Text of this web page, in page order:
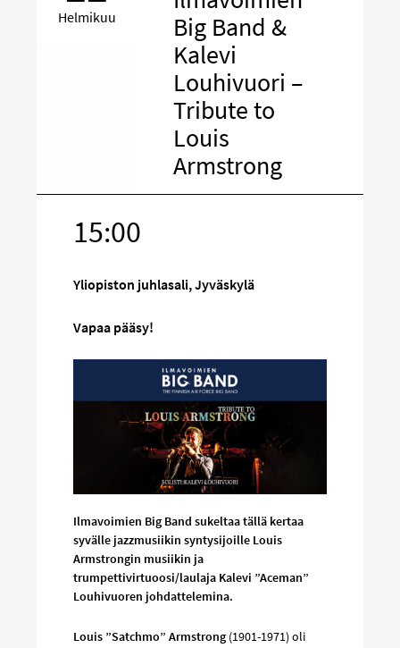
Helmikuu
Big Band &
Kalevi
Louhivuori –
Tribute to
Louis
Armstrong
15:00
Yliopiston juhlasali, Jyväskylä
Vapaa pääsy!
Ilmavoimien Big Band sukeltaa tällä kertaa
syvälle jazzmusiikin syntysijoille Louis
Armstrongin musiikin ja
trumpettivirtuoosi/laulaja Kalevi ”Aceman”
Louhivuoren johdattelemina.
Louis ”Satchmo” Armstrong (1901-1971) oli